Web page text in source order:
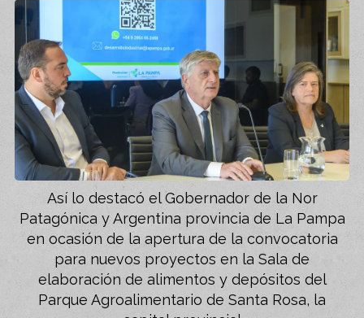
Así lo destacó el Gobernador de la Nor
Patagónica y Argentina provincia de La Pampa
en ocasión de la apertura de la convocatoria
para nuevos proyectos en la Sala de
elaboración de alimentos y depósitos del
Parque Agroalimentario de Santa Rosa, la